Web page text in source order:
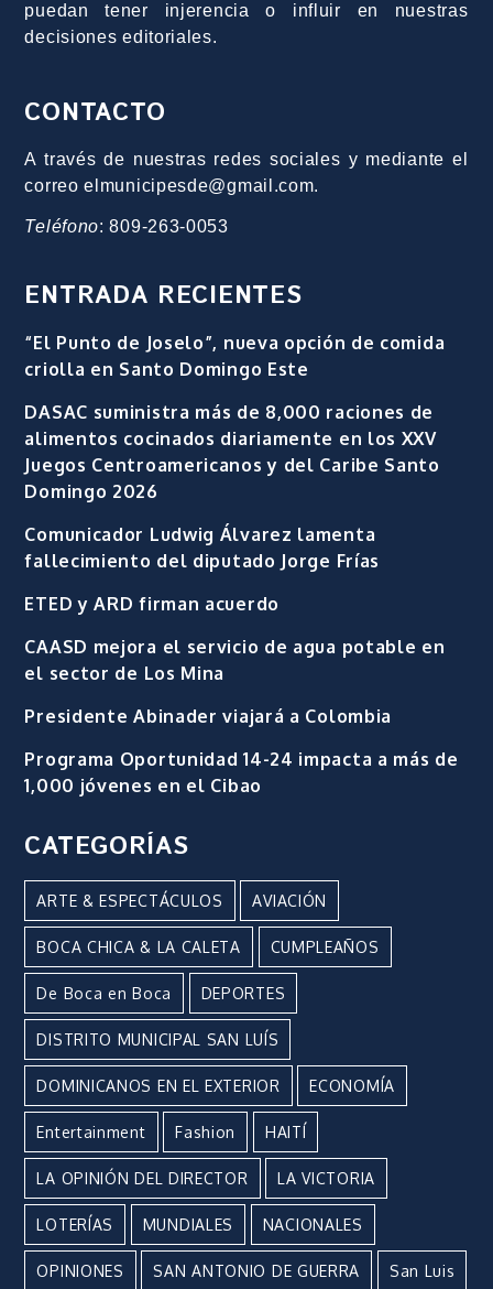
puedan tener injerencia o influir en nuestras
decisiones editoriales.
CONTACTO
A través de nuestras redes sociales y mediante el
correo elmunicipesde@gmail.com.
Teléfono: 809-263-0053
ENTRADA RECIENTES
“El Punto de Joselo”, nueva opción de comida
criolla en Santo Domingo Este
DASAC suministra más de 8,000 raciones de
alimentos cocinados diariamente en los XXV
Juegos Centroamericanos y del Caribe Santo
Domingo 2026
Comunicador Ludwig Álvarez lamenta
fallecimiento del diputado Jorge Frías
ETED y ARD firman acuerdo
CAASD mejora el servicio de agua potable en
el sector de Los Mina
Presidente Abinader viajará a Colombia
Programa Oportunidad 14-24 impacta a más de
1,000 jóvenes en el Cibao
CATEGORÍAS
ARTE & ESPECTÁCULOS AVIACIÓN
BOCA CHICA & LA CALETA CUMPLEAÑOS
De Boca en Boca DEPORTES
DISTRITO MUNICIPAL SAN LUÍS
DOMINICANOS EN EL EXTERIOR ECONOMÍA
Entertainment Fashion HAITÍ
LA OPINIÓN DEL DIRECTOR LA VICTORIA
LOTERÍAS MUNDIALES NACIONALES
OPINIONES SAN ANTONIO DE GUERRA San Luis